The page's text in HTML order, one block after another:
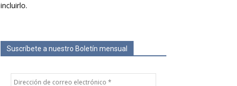
incluirlo.
Suscríbete a nuestro Boletín mensual